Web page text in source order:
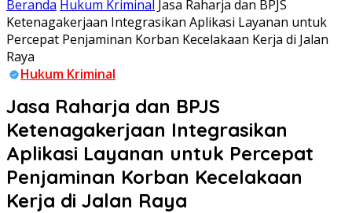
Beranda Hukum Kriminal Jasa Raharja dan BPJS
Ketenagakerjaan Integrasikan Aplikasi Layanan untuk
Percepat Penjaminan Korban Kecelakaan Kerja di Jalan
Raya
Hukum Kriminal
Jasa Raharja dan BPJS
Ketenagakerjaan Integrasikan
Aplikasi Layanan untuk Percepat
Penjaminan Korban Kecelakaan
Kerja di Jalan Raya